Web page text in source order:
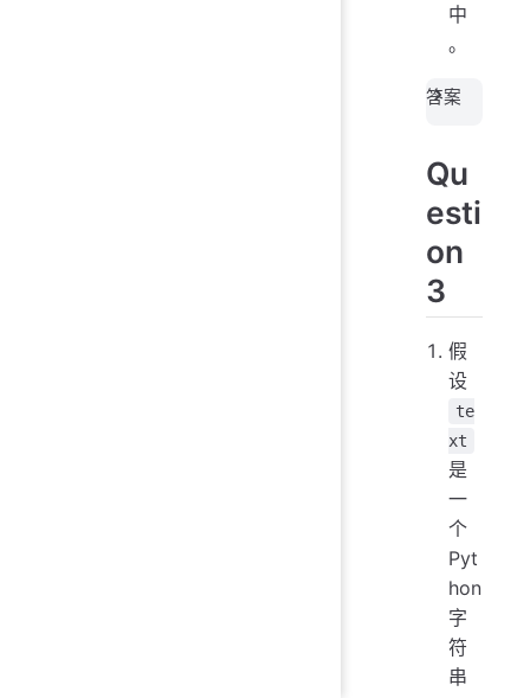
中
。
答案
Qu
esti
on
3
假
设
te
xt
是
一
个
Pyt
hon
字
符
串